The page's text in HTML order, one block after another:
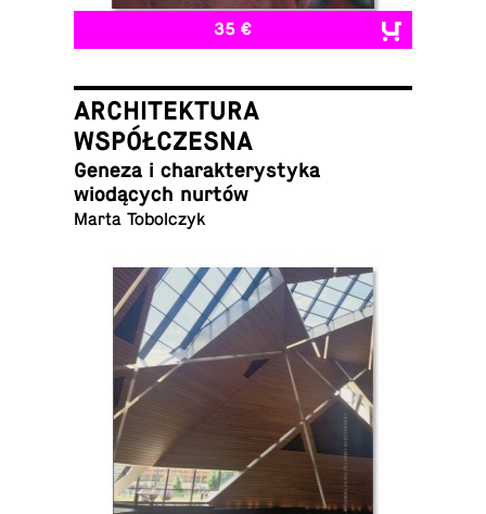
35 €
ARCHITEKTURA
WSPÓŁCZESNA
Geneza i charak­terystyka
wiodących nurtów
Marta Tobolczyk